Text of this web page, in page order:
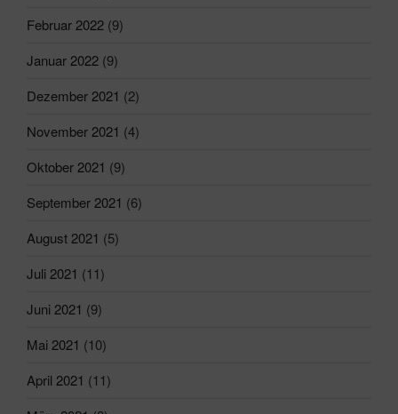
Februar 2022 (9)
Januar 2022 (9)
Dezember 2021 (2)
November 2021 (4)
Oktober 2021 (9)
September 2021 (6)
August 2021 (5)
Juli 2021 (11)
Juni 2021 (9)
Mai 2021 (10)
April 2021 (11)